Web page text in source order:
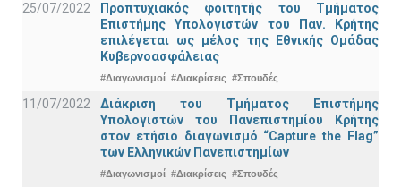
25/07/2022
Προπτυχιακός φοιτητής του Τμήματος
Επιστήμης Υπολογιστών του Παν. Κρήτης
επιλέγεται ως μέλος της Εθνικής Ομάδας
Κυβερνοασφάλειας
#Διαγωνισμοί #Διακρίσεις #Σπουδές
11/07/2022
Διάκριση του Τμήματος Επιστήμης
Υπολογιστών του Πανεπιστημίου Κρήτης
στον ετήσιο διαγωνισμό “Capture the Flag”
των Ελληνικών Πανεπιστημίων
#Διαγωνισμοί #Διακρίσεις #Σπουδές